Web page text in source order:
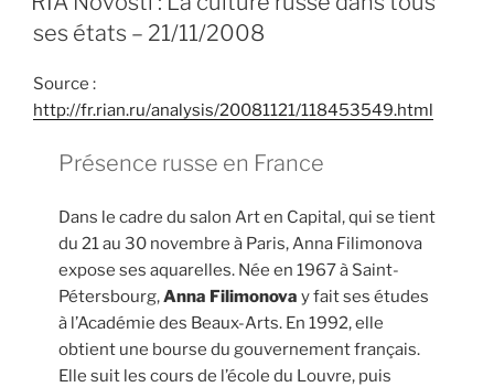
ses états – 21/11/2008
Source :
http://fr.rian.ru/analysis/20081121/118453549.html
Présence russe en France
Dans le cadre du salon Art en Capital, qui se tient
du 21 au 30 novembre à Paris, Anna Filimonova
expose ses aquarelles. Née en 1967 à Saint-
Pétersbourg,Anna Filimonova y fait ses études
à l’Académie des Beaux-Arts. En 1992, elle
obtient une bourse du gouvernement français.
Elle suit les cours de l’école du Louvre, puis